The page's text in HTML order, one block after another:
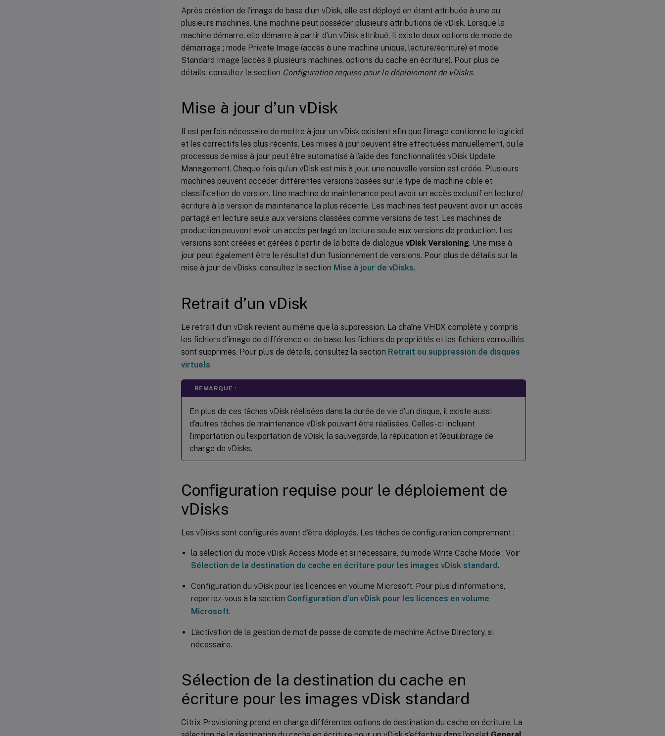
Après création de l’image de base d’un vDisk, elle est déployé en étant attribuée à une ou
plusieurs machines. Une machine peut posséder plusieurs attributions de vDisk. Lorsque la
machine démarre, elle démarre à partir d’un vDisk attribué. Il existe deux options de mode de
démarrage ; mode Private Image (accès à une machine unique, lecture/écriture) et mode
Standard Image (accès à plusieurs machines, options du cache en écriture). Pour plus de
détails, consultez la section Configuration requise pour le déploiement de vDisks.
Mise à jour d’un vDisk
Il est parfois nécessaire de mettre à jour un vDisk existant afin que l’image contienne le logiciel
et les correctifs les plus récents. Les mises à jour peuvent être effectuées manuellement, ou le
processus de mise à jour peut être automatisé à l’aide des fonctionnalités vDisk Update
Management. Chaque fois qu’un vDisk est mis à jour, une nouvelle version est créée. Plusieurs
machines peuvent accéder différentes versions basées sur le type de machine cible et
classification de version. Une machine de maintenance peut avoir un accès exclusif en lecture/
écriture à la version de maintenance la plus récente. Les machines test peuvent avoir un accès
partagé en lecture seule aux versions classées comme versions de test. Les machines de
production peuvent avoir un accès partagé en lecture seule aux versions de production. Les
versions sont créées et gérées à partir de la boîte de dialogue vDisk Versioning. Une mise à
jour peut également être le résultat d’un fusionnement de versions. Pour plus de détails sur la
mise à jour de vDisks, consultez la section Mise à jour de vDisks.
Retrait d’un vDisk
Le retrait d’un vDisk revient au même que la suppression. La chaîne VHDX complète y compris
les fichiers d’image de différence et de base, les fichiers de propriétés et les fichiers verrouillés
sont supprimés. Pour plus de détails, consultez la section Retrait ou suppression de disques
virtuels.
REMARQUE :
En plus de ces tâches vDisk réalisées dans la durée de vie d’un disque, il existe aussi
d’autres tâches de maintenance vDisk pouvant être réalisées. Celles-ci incluent
l’importation ou l’exportation de vDisk, la sauvegarde, la réplication et l’équilibrage de
charge de vDisks.
Configuration requise pour le déploiement de
vDisks
Les vDisks sont configurés avant d’être déployés. Les tâches de configuration comprennent :
la sélection du mode vDisk Access Mode et si nécessaire, du mode Write Cache Mode ; Voir
Sélection de la destination du cache en écriture pour les images vDisk standard.
Configuration du vDisk pour les licences en volume Microsoft. Pour plus d’informations,
reportez-vous à la section Configuration d’un vDisk pour les licences en volume
Microsoft.
L’activation de la gestion de mot de passe de compte de machine Active Directory, si
nécessaire.
Sélection de la destination du cache en
écriture pour les images vDisk standard
Citrix Provisioning prend en charge différentes options de destination du cache en écriture. La